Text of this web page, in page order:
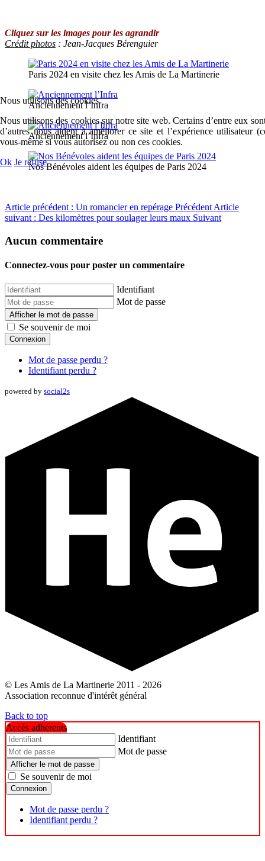
Cliquez sur les images pour les agrandir
Crédit photos : Jean-Jacques Bérenguier
Paris 2024 en visite chez les Amis de La Martinerie
Anciennement l’Infra
Anciennement l’Infra
Nos Bénévoles aident les équipes de Paris 2024
Article précédent : Un romancier en repérage Précédent Article
suivant : Des kilomètres pour soulager leurs maux Suivant
Aucun commentaire
Connectez-vous pour poster un commentaire
Identifiant
Mot de passe
Afficher le mot de passe
Se souvenir de moi
Connexion
Mot de passe perdu ?
Identifiant perdu ?
powered by social2s
© Les Amis de La Martinerie 2011 - 2026
Association reconnue d'intérêt général
Back to top
Accès adhérents
Identifiant
Mot de passe
Afficher le mot de passe
Se souvenir de moi
Connexion
Mot de passe perdu ?
Identifiant perdu ?
Nous utilisons des cookies
Nous utilisons des cookies sur notre site web. Certains d’entre eux
d’autres nous aident à améliorer ce site et l’expérience utilisateur
vous-même si vous autorisez ou non ces cookies.
Ok Je refuse